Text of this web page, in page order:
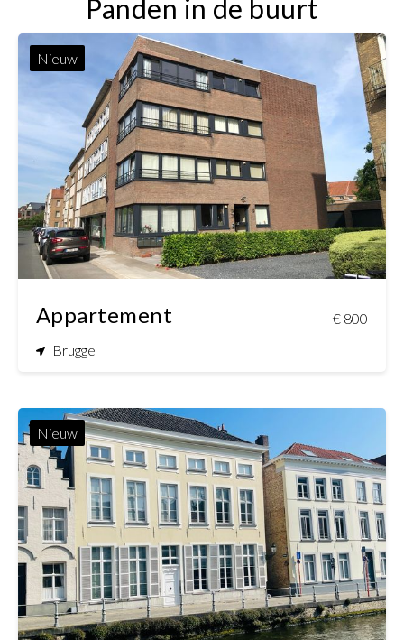
Panden in de buurt
Nieuw
Appartement
€ 800
Brugge
Nieuw
4
2
250 m²
250 m²